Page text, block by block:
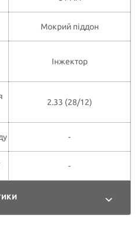
Мокрий піддон
Інжектор
2.33 (28/12)
-
-